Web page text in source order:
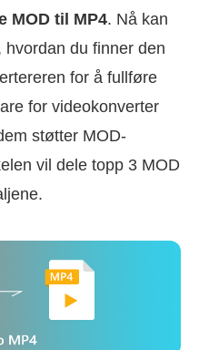
MOD til MP4. Nå kan
du finner den
for å fullføre
for videokonverter
støtter MOD-
vil dele topp 3 MOD